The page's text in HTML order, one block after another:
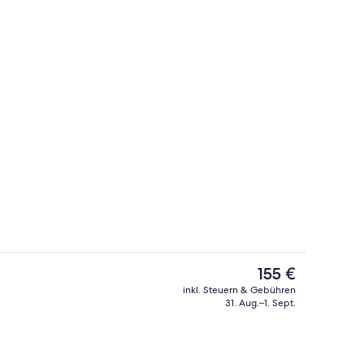
Lobby-Lounge
Der
aktuelle
Preis
155 €
inkl. Steuern & Gebühren
31. Aug.–1. Sept.